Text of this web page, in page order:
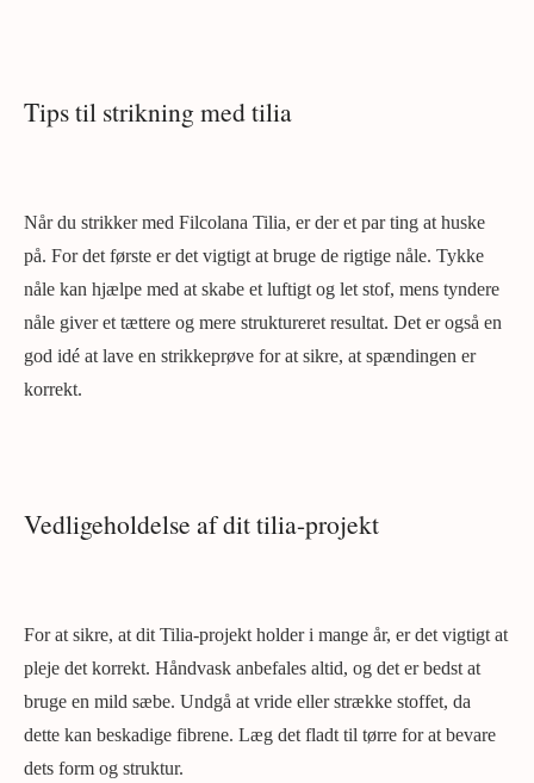
Tips til strikning med tilia
Når du strikker med Filcolana Tilia, er der et par ting at huske
på. For det første er det vigtigt at bruge de rigtige nåle. Tykke
nåle kan hjælpe med at skabe et luftigt og let stof, mens tyndere
nåle giver et tættere og mere struktureret resultat. Det er også en
god idé at lave en strikkeprøve for at sikre, at spændingen er
korrekt.
Vedligeholdelse af dit tilia-projekt
For at sikre, at dit Tilia-projekt holder i mange år, er det vigtigt at
pleje det korrekt. Håndvask anbefales altid, og det er bedst at
bruge en mild sæbe. Undgå at vride eller strække stoffet, da
dette kan beskadige fibrene. Læg det fladt til tørre for at bevare
dets form og struktur.